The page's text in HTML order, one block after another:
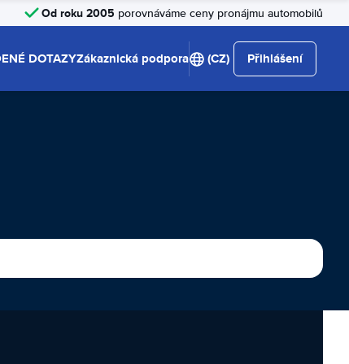
Od roku 2005 porovnáváme ceny pronájmu automobilů
DOTAZYZákaznická podpora (CZ) Přihlášení